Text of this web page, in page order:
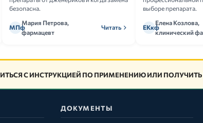
безопасна.
МПф
Мария Петрова,
фармацевт
Читать
выборе препарата.
ЕКкф
Елена Козлова,
клинический
С ИНСТРУКЦИЕЙ ПО ПРИМЕНЕНИЮ ИЛИ ПОЛУЧИТЬ
ДОКУМЕНТЫ